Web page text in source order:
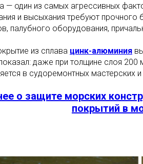
— один из самых агрессивных
и высыхания требуют прочного
палубного оборудования,
из сплава цинк-алюминия
даже при толщине слоя
в судоремонтных мастерских
о защите морских
покрытий в